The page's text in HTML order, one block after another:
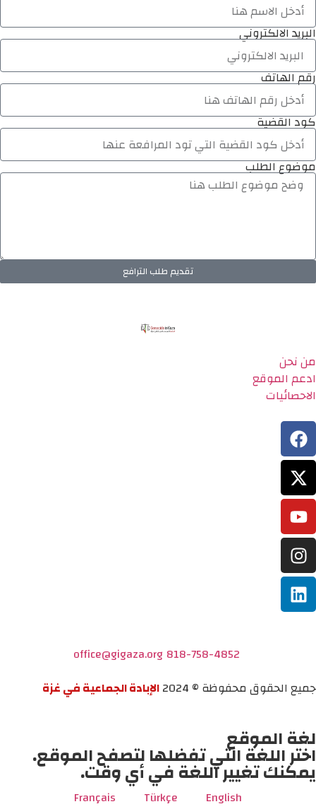
البريد الالكتروني
رقم الهاتف
كود القضية
موضوع الطلب
تقديم طلب الترافع
من نحن
ادعم الموقع
الاحصائيات
818-758-4852
office@gigaza.org
جميع الحقوق محفوظة © 2024
الإبادة الجماعية في غزة
لغة الموقع
اختر اللغة التي تفضلها لتصفح الموقع.
يمكنك تغيير اللغة في أي وقت.
English
Türkçe
Français